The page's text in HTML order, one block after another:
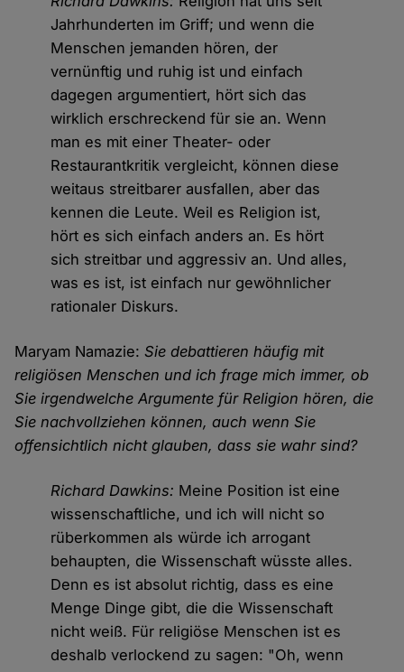
Jahrhunderten im Griff; und wenn die
Menschen jemanden hören, der
vernünftig und ruhig ist und einfach
dagegen argumentiert, hört sich das
wirklich erschreckend für sie an. Wenn
man es mit einer Theater- oder
Restaurantkritik vergleicht, können diese
weitaus streitbarer ausfallen, aber das
kennen die Leute. Weil es Religion ist,
hört es sich einfach anders an. Es hört
sich streitbar und aggressiv an. Und alles,
was es ist, ist einfach nur gewöhnlicher
rationaler Diskurs.
Maryam Namazie:Sie debattieren häufig mit
religiösen Menschen und ich frage mich immer, ob
Sie irgendwelche Argumente für Religion hören, die
Sie nachvollziehen können, auch wenn Sie
offensichtlich nicht glauben, dass sie wahr sind?
Richard Dawkins: Meine Position ist eine
wissenschaftliche, und ich will nicht so
rüberkommen als würde ich arrogant
behaupten, die Wissenschaft wüsste alles.
Denn es ist absolut richtig, dass es eine
Menge Dinge gibt, die die Wissenschaft
nicht weiß. Für religiöse Menschen ist es
deshalb verlockend zu sagen: "Oh, wenn